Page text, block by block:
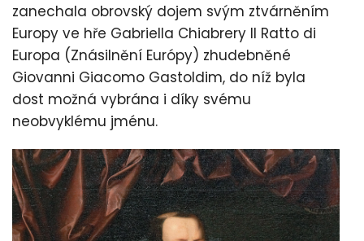
zanechala obrovský dojem svým ztvárněním
Europy ve hře Gabriella Chiabrery Il Ratto di
Europa (Znásilnění Európy) zhudebněné
Giovanni Giacomo Gastoldim, do níž byla
dost možná vybrána i díky svému
neobvyklému jménu.